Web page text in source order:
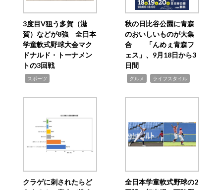
3度目V狙う多賀（滋
賀）などが8強 全日本
学童軟式野球大会マク
ドナルド・トーナメン
トの3回戦
スポーツ
秋の日比谷公園に青森
のおいしいものが大集
合 「んめぇ青森フ
ェス」、9月18日から3
日間
グルメ ライフスタイル
クラゲに刺されたらど
全日本学童軟式野球の2